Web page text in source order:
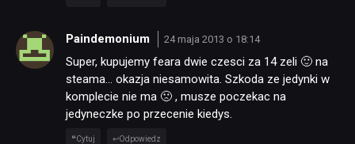
Paindemonium 24 maja 2013 o 18:14
Super, kupujemy feara dwie czesci za 14 zeli 🙂 na
steama… okazja niesamowita. Szkoda ze jedynki w
komplecie nie ma 🙁 , musze poczekac na
jedyneczke po przecenie kiedys.
Cytuj Odpowiedz